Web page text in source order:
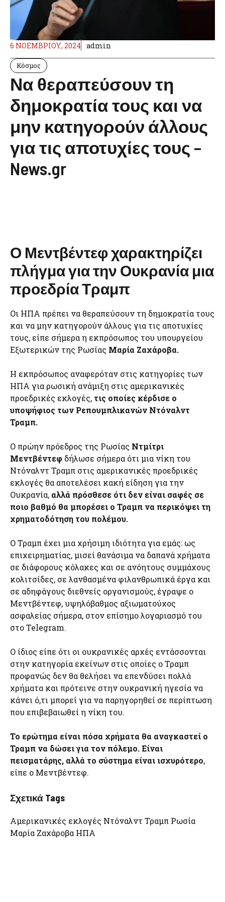
6 ΝΟΕΜΒΡΊΟΥ, 2024 admin
Κόσμος
Να θεραπεύσουν τη
δημοκρατία τους και να
μην κατηγορούν άλλους
για τις αποτυχίες τους –
News.gr
Ο Μεντβέντεφ χαρακτηρίζει
πλήγμα για την Ουκρανία μια
προεδρία Τραμπ
Οι ΗΠΑ πρέπει να θεραπεύσουν τη δημοκρατία τους
και να μην κατηγορούν άλλους για τις αποτυχίες
τους, είπε σήμερα η εκπρόσωπος του υπουργείου
Εξωτερικών της Ρωσίας Μαρία Ζαχάροβα.
Η εκπρόσωπος αναφερόταν στις κατηγορίες των
ΗΠΑ για ρωσική ανάμιξη στις αμερικανικές
προεδρικές εκλογές, τις οποίες κέρδισε ο
υποψήφιος των Ρεπουμπλικανών Ντόναλντ
Τραμπ.
Ο πρώην πρόεδρος της Ρωσίας Ντμίτρι
Μεντβέντεφ δήλωσε σήμερα ότι μια νίκη του
Ντόναλντ Τραμπ στις αμερικανικές προεδρικές
εκλογές θα αποτελέσει κακή είδηση για την
Ουκρανία, αλλά πρόσθεσε ότι δεν είναι σαφές σε
ποιο βαθμό θα μπορέσει ο Τραμπ να περικόψει τη
χρηματοδότηση του πολέμου.
Ο Τραμπ έχει μια χρήσιμη ιδιότητα για εμάς: ως
επιχειρηματίας, μισεί θανάσιμα να δαπανά χρήματα
σε διάφορους κόλακες και σε ανόητους συμμάχους
κολιτσίδες, σε λανθασμένα φιλανθρωπικά έργα και
σε αδηφάγους διεθνείς οργανισμούς, έγραψε ο
Μεντβέντεφ, υψηλόβαθμος αξιωματούχος
ασφαλείας σήμερα, στον επίσημο λογαριασμό του
στο Telegram.
Ο ίδιος είπε ότι οι ουκρανικές αρχές εντάσσονται
στην κατηγορία εκείνων στις οποίες ο Τραμπ
προφανώς δεν θα θελήσει να επενδύσει πολλά
χρήματα και πρότεινε στην ουκρανική ηγεσία να
κάνει ό,τι μπορεί για να παρηγορηθεί σε περίπτωση
που επιβεβαιωθεί η νίκη του.
Το ερώτημα είναι πόσα χρήματα θα αναγκαστεί ο
Τραμπ να δώσει για τον πόλεμο. Είναι
πεισματάρης, αλλά το σύστημα είναι ισχυρότερο,
είπε ο Μεντβέντεφ.
Σχετικά Tags
Αμερικανικές εκλογές Ντόναλντ Τραμπ Ρωσία
Μαρία Ζαχάροβα ΗΠΑ